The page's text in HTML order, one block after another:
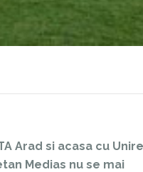
Arad si acasa cu
Medias nu se mai